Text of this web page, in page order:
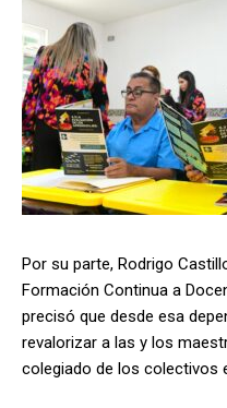
Por su parte, Rodrigo
Formación Continua a
precisó que desde esa
revalorizar a las y los
colegiado de los colectivos